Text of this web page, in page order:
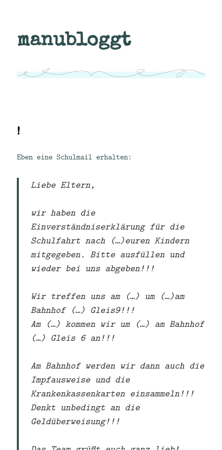
manubloggt
!
Eben eine Schulmail erhalten:
Liebe Eltern,
wir haben die
Einverständniserklärung für die
Schulfahrt nach (…)euren Kindern
mitgegeben. Bitte ausfüllen und
wieder bei uns abgeben!!!
Wir treffen uns am (…) um (…)am
Bahnhof (…) Gleis9!!!
Am (…) kommen wir um (…) am Bahnhof
(…) Gleis 6 an!!!
Am Bahnhof werden wir dann auch die
Impfausweise und die
Krankenkassenkarten einsammeln!!!
Denkt unbedingt an die
Geldüberweisung!!!